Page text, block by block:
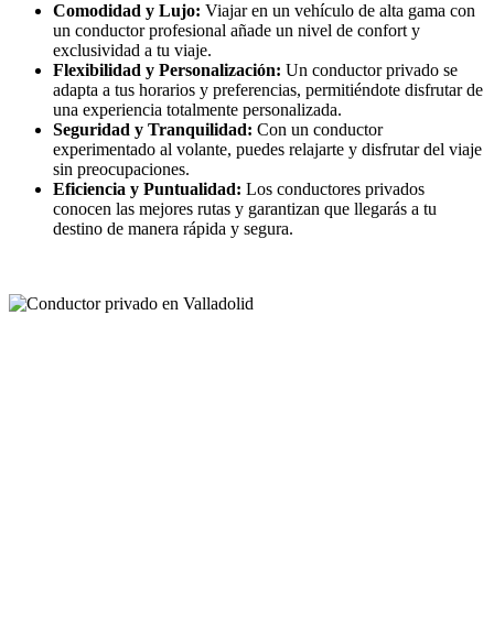
Comodidad y Lujo: Viajar en un vehículo de alta gama con
un conductor profesional añade un nivel de confort y
exclusividad a tu viaje.
Flexibilidad y Personalización: Un conductor privado se
adapta a tus horarios y preferencias, permitiéndote disfrutar de
una experiencia totalmente personalizada.
Seguridad y Tranquilidad: Con un conductor
experimentado al volante, puedes relajarte y disfrutar del viaje
sin preocupaciones.
Eficiencia y Puntualidad: Los conductores privados
conocen las mejores rutas y garantizan que llegarás a tu
destino de manera rápida y segura.